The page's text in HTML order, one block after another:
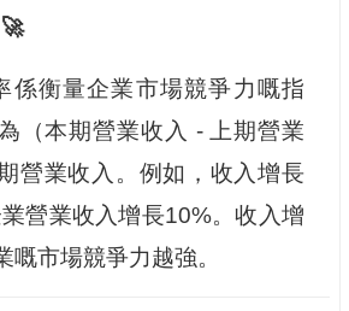
係衡量企業市場競爭力嘅指
（本期營業收入 - 上期營業
營業收入。例如，收入增長
營業收入增長10%。收入增
嘅市場競爭力越強。